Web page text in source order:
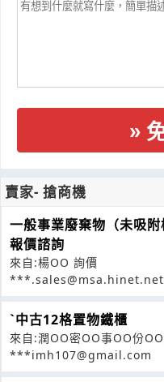
賣家- 搶商機
一般事業廢棄物（未吸
報價諮詢
來自:楊OO 詢價
***.sales@msa.hinet.net
ˋ中古12格置物鐵櫃
來自:潤OO密OO事OO份
***imh107@gmail.com